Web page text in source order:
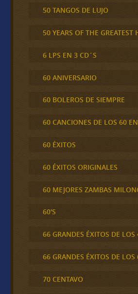
50 TANGOS DE LUJO
50 YEARS OF THE GREATEST
6 LPS EN 3 CD´S
60 ANIVERSARIO
60 BOLEROS DE SIEMPRE
60 CANCIONES DE LOS 60
60 ÉXITOS
60 ÉXITOS ORIGINALES
60 MEJORES ZAMBAS
60'S
66 GRANDES ÉXITOS DE LOS
66 GRANDES ÉXITOS DE LOS
70 CENTAVO